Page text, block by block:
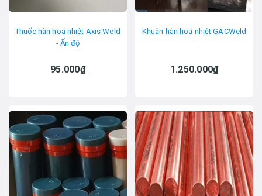
Thuốc hàn hoá nhiệt Axis Weld
- Ấn độ
95.000₫
Khuân hàn hoá nhiệt GACWeld
1.250.000₫